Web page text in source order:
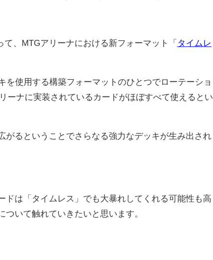
、MTGアリーナにおける新フォーマット「 タイムレ
を使用する構築フォーマットのひとつでローテーショ
ーナに実装されているカードがほぼすべて使えるとい
るということでさらなる強力なデッキが生み出され
ドは「タイムレス」でも大暴れしてくれる可能性も高
いて触れていきたいと思います。